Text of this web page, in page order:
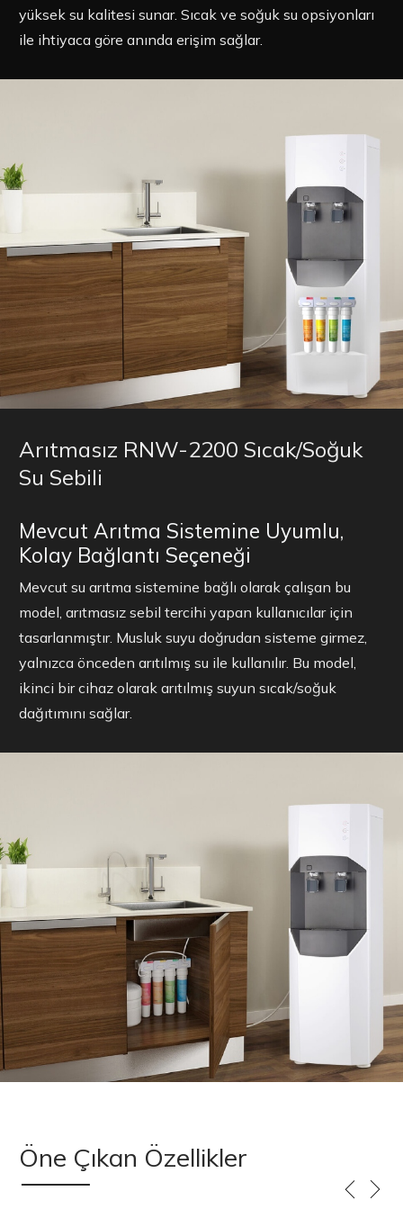
yüksek su kalitesi sunar. Sıcak ve soğuk su opsiyonları
ile ihtiyaca göre anında erişim sağlar.
Arıtmasız RNW-2200 Sıcak/Soğuk
Su Sebili
Mevcut Arıtma Sistemine Uyumlu,
Kolay Bağlantı Seçeneği
Mevcut su arıtma sistemine bağlı olarak çalışan bu
model, arıtmasız sebil tercihi yapan kullanıcılar için
tasarlanmıştır. Musluk suyu doğrudan sisteme girmez,
yalnızca önceden arıtılmış su ile kullanılır. Bu model,
ikinci bir cihaz olarak arıtılmış suyun sıcak/soğuk
dağıtımını sağlar.
Öne Çıkan Özellikler